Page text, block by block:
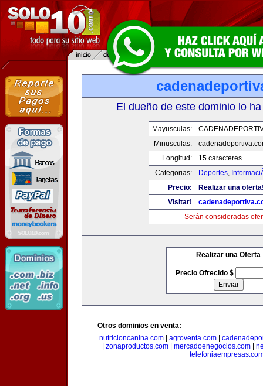
El dueño de este dominio lo
Mayusculas:
Minusculas:
Longitud:
15 caracteres
Categorias:
Deportes,
Precio:
Realizar una
Visitar!
Serán consideradas
Realizar una Oferta
Precio Ofrecido $
Otros dominios en venta:
nutricioncanina.com| agroventa.com|
zonaproductos.com mercadoenegocios.com